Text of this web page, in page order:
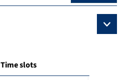
Time slots